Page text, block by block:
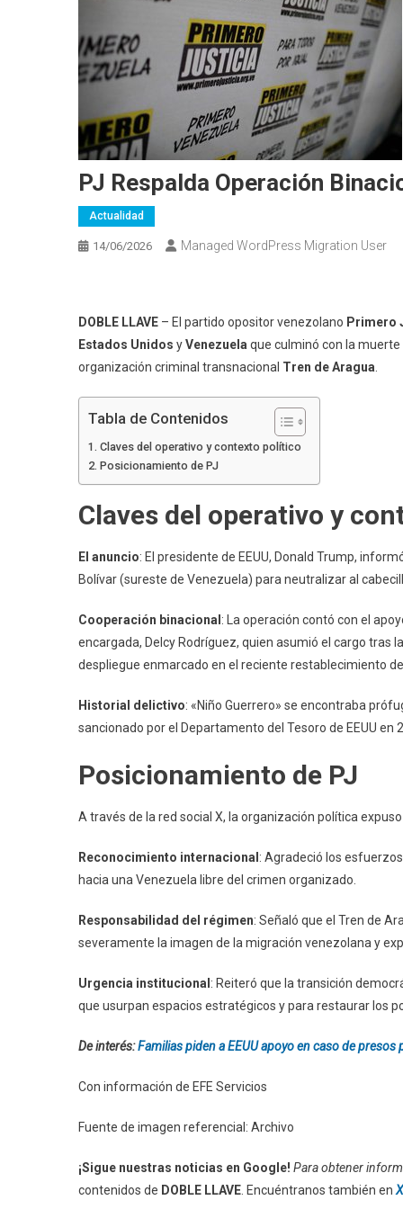
PJ Respalda Operación
Actualidad
14/06/2026 Managed WordPress Migration User
DOBLE LLAVE – El partido opositor venezolano Primero
Estados Unidos yVenezuela que culminó con la muerte
organización criminal transnacional Tren de Aragua
Tabla de Contenidos
Claves del operativo y contexto político
Posicionamiento de PJ
Claves del operativo y
El anuncio: El presidente de EEUU, Donald Trump,
Bolívar (sureste de Venezuela) para neutralizar al
Cooperación binacional : La operación contó con el
encargada, Delcy Rodríguez, quien asumió el cargo tras
despliegue enmarcado en el reciente restablecimiento
Historial delictivo: «Niño Guerrero» se encontraba
sancionado por el Departamento del Tesoro de EEUU
Posicionamiento de PJ
A través de la red social X, la organización política
Reconocimiento internacional : Agradeció los
hacia una Venezuela libre del crimen organizado.
Responsabilidad del régimen: Señaló que el Tren de
severamente la imagen de la migración venezolana y
Urgencia institucional : Reiteró que la transición
que usurpan espacios estratégicos y para restaurar los
De interés:Familias piden a EEUU apoyo en caso de
Con información de EFE Servicios
Fuente de imagen referencial: Archivo
¡Sigue nuestras noticias en Google! Para obtener
contenidos de DOBLE LLAVE . Encuéntranos también en